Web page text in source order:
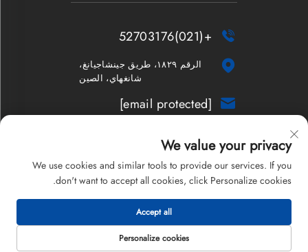

+(021)52703176

الرقم ١٨٢٩، طريق جينشاجيانغ،
شانغهاي، الصين

[email protected]
النشرة الإخبارية
حقوق الطبع والنشر © 2026 شركة شانغهاي ماكسام المحدودة. جميع
الحقوق محفوظة.
سياسة الخصوصية
We value your privacy
We use cookies and similar tools to provide our services. If you
don't want to accept all cookies, click Personalize cookies.
Personalize cookies
Accept all